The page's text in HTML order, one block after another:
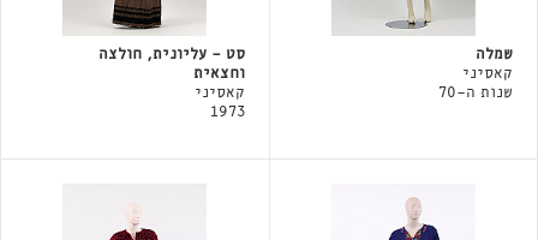
שמלה
קאסיני
שנות ה-70
סט - עליונית, חולצה
וחצאית
קאסיני
1973